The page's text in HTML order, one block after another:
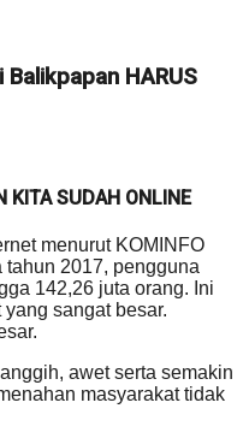
Balikpapan HARUS
KITA SUDAH ONLINE
menurut KOMINFO
2017, pengguna
142,26 juta orang. Ini
sangat besar.
awet serta semakin
masyarakat tidak